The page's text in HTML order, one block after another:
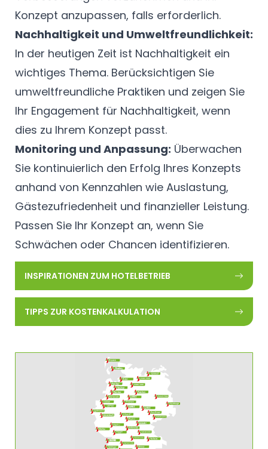
Konzept anzupassen, falls erforderlich.
Nachhaltigkeit und Umweltfreundlichkeit:
In der heutigen Zeit ist Nachhaltigkeit ein
wichtiges Thema. Berücksichtigen Sie
umweltfreundliche Praktiken und zeigen Sie
Ihr Engagement für Nachhaltigkeit, wenn
dies zu Ihrem Konzept passt.
Monitoring und Anpassung: Überwachen
Sie kontinuierlich den Erfolg Ihres Konzepts
anhand von Kennzahlen wie Auslastung,
Gästezufriedenheit und finanzieller Leistung.
Passen Sie Ihr Konzept an, wenn Sie
Schwächen oder Chancen identifizieren.
INSPIRATIONEN ZUM HOTELBETRIEB
TIPPS ZUR KOSTENKALKULATION